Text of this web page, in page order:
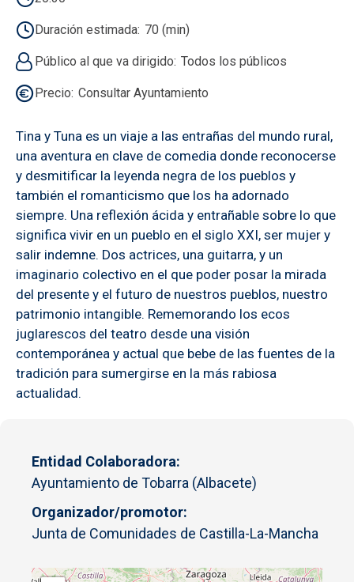
Duración estimada 70 (min)
Público al que va dirigido Todos los públicos
Precio Consultar Ayuntamiento
Tina y Tuna es un viaje a las entrañas del mundo rural,
una aventura en clave de comedia donde reconocerse
y desmitificar la leyenda negra de los pueblos y
también el romanticismo que los ha adornado
siempre. Una reflexión ácida y entrañable sobre lo que
significa vivir en un pueblo en el siglo XXI, ser mujer y
salir indemne. Dos actrices, una guitarra, y un
imaginario colectivo en el que poder posar la mirada
del presente y el futuro de nuestros pueblos, nuestro
patrimonio intangible. Rememorando los ecos
juglarescos del teatro desde una visión
contemporánea y actual que bebe de las fuentes de la
tradición para sumergirse en la más rabiosa
actualidad.
Entidad Colaboradora
Ayuntamiento de Tobarra (Albacete)
Organizador/promotor
Junta de Comunidades de Castilla-La-Mancha